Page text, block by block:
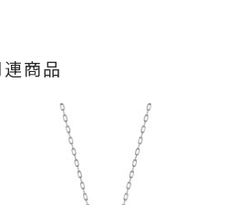
ン(取り外し不可) 全長40c
フ 縦：約3.4mm 横：約
ス
日以内に発送」の商品
ご注文→翌週火曜日までに
りご注文状況をご確認いた
み」の場合に限り、キャ
のお客さまは、お問い合
ください。
商品